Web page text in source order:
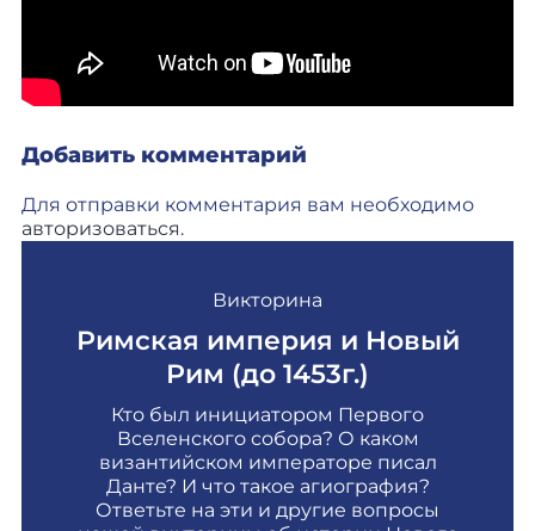
Добавить комментарий
Для отправки комментария вам необходимо
авторизоваться.
Викторина
Римская империя и Новый
Рим (до 1453г.)
Кто был инициатором Первого
Вселенского собора? О каком
византийском императоре писал
Данте? И что такое агиография?
Ответьте на эти и другие вопросы